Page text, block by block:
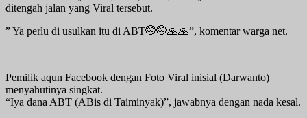
ditengah jalan yang Viral tersebut.
” Ya perlu di usulkan itu di ABT🤭🤭🙏🙏”, komentar warga net.
Pemilik aqun Facebook dengan Foto Viral inisial (Darwanto)
menyahutinya singkat.
“Iya dana ABT (ABis di Taiminyak)”, jawabnya dengan nada kesal.